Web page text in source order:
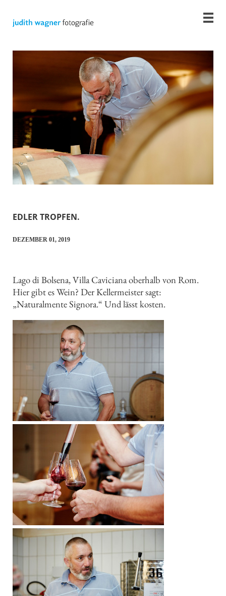
EDLER TROPFEN.
DEZEMBER 01, 2019
Lago di Bolsena, Villa Caviciana oberhalb von Rom.
Hier gibt es Wein? Der Kellermeister sagt:
„Naturalmente Signora.“ Und lässt kosten.